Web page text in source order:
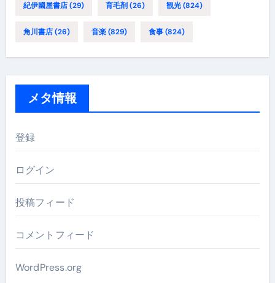
紀伊國屋書店(29) 育毛剤 (26) 観光(824)
角川書店(26) 音楽(829) 食事(824)
メタ情報
登録
ログイン
投稿フィード
コメントフィード
WordPress.org